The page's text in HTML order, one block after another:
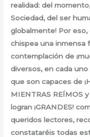
realidad: del
Sociedad, del ser
globalmente! Por
chispea una inmensa
contemplación de
diversos, en cada
que son capaces de
MIENTRAS REÍMOS
logran ¡GRANDES!
queridos lectores,
constataréis todas